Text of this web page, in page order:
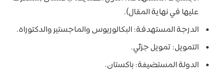
عليها في نهاية المقال).
الدرجة المستهدفة: البكالوريوس والماجستير والدكتوراه.
التمويل: تمويل جزئي.
الدولة المستضيفة: باكستان.